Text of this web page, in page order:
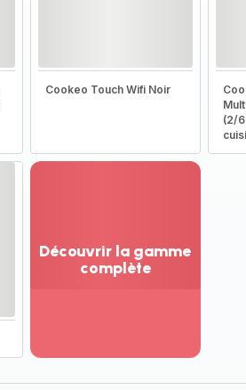
Cookeo Touch Wifi Noir
(2/
Découvrir la gamme
complète
la